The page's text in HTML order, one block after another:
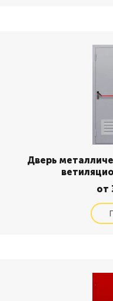
Дверь
от